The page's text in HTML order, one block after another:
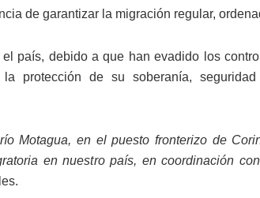
de garantizar la migración regular,
país, debido a que han evadido los
la protección de su soberanía,
Motagua, en el puesto fronterizo de
en nuestro país, en coordinación